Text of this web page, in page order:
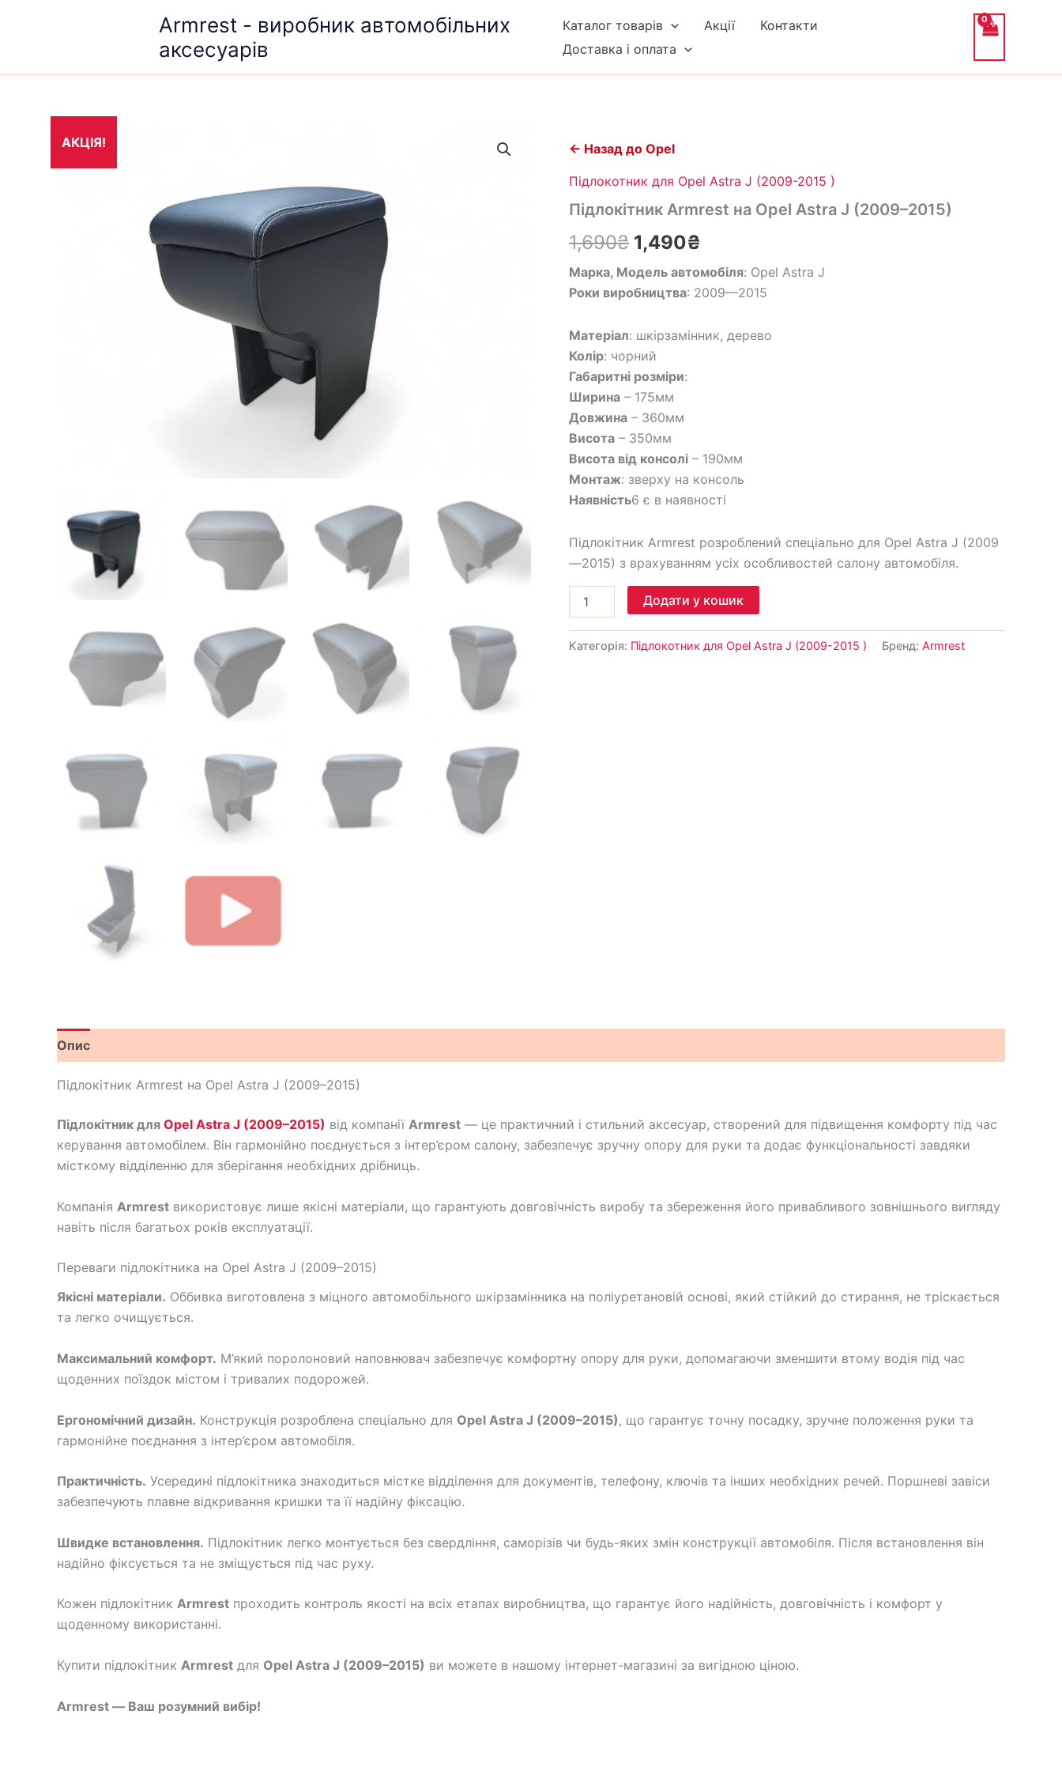
Armrest - виробник автомобільних
аксесуарів
Каталог товарів Акції
Контакти
Доставка і оплата
АКЦІЯ! ← Назад до Opel
Підлокотник для Opel Astra J (2009-2015 )
Підлокітник Armrest на Opel Astra J (2009–2015)
1,690₴
1,690₴.
1,490₴
1,490₴.
Марка, Модель автомобіля: Opel Astra J
Роки виробництва: 2009—2015
Матеріал: шкірзамінник, дерево
Колір: чорний
Габаритні розміри:
Ширина – 175мм
Довжина – 360мм
Висота – 350мм
Висота від консолі – 190мм
Монтаж: зверху на консоль
Наявність6 є в наявності
Підлокітник Armrest розроблений спеціально для Opel Astra J (2009
—2015) з врахуванням усіх особливостей салону автомобіля.
Armrest
Opel
Astra
J
2015)
кількість
Додати у кошик
Категорія: Підлокотник для Opel Astra J (2009-2015 ) Бренд: Armrest
Опис
Підлокітник Armrest на Opel Astra J (2009–2015)
Підлокітник для Opel Astra J (2009–2015) від компанії Armrest — це практичний і стильний аксесуар, створений для підвищення комфорту під час
керування автомобілем. Він гармонійно поєднується з інтер’єром салону, забезпечує зручну опору для руки та додає функціональності завдяки
місткому відділенню для зберігання необхідних дрібниць.
Компанія Armrest використовує лише якісні матеріали, що гарантують довговічність виробу та збереження його привабливого зовнішнього вигляду
навіть після багатьох років експлуатації.
Переваги підлокітника на Opel Astra J (2009–2015)
Якісні матеріали. Оббивка виготовлена з міцного автомобільного шкірзамінника на поліуретановій основі, який стійкий до стирання, не тріскається
та легко очищується.
Максимальний комфорт. М’який поролоновий наповнювач забезпечує комфортну опору для руки, допомагаючи зменшити втому водія під час
щоденних поїздок містом і тривалих подорожей.
Ергономічний дизайн. Конструкція розроблена спеціально для Opel Astra J (2009–2015) , що гарантує точну посадку, зручне положення руки та
гармонійне поєднання з інтер’єром автомобіля.
Практичність. Усередині підлокітника знаходиться містке відділення для документів, телефону, ключів та інших необхідних речей. Поршневі завіси
забезпечують плавне відкривання кришки та її надійну фіксацію.
Швидке встановлення. Підлокітник легко монтується без свердління, саморізів чи будь-яких змін конструкції автомобіля. Після встановлення він
надійно фіксується та не зміщується під час руху.
Кожен підлокітник Armrest проходить контроль якості на всіх етапах виробництва, що гарантує його надійність, довговічність і комфорт у
щоденному використанні.
Купити підлокітник Armrest для Opel Astra J (2009–2015) ви можете в нашому інтернет-магазині за вигідною ціною.
Armrest — Ваш розумний вибір!